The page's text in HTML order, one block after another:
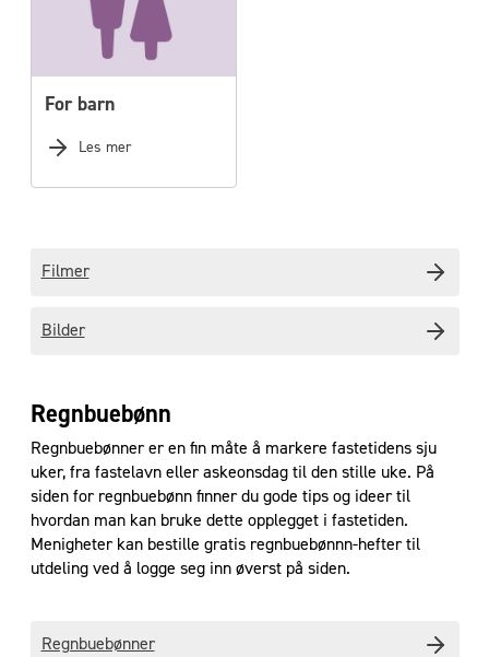
For barn
Les mer
Filmer
Bilder
Regnbuebønn
Regnbuebønner er en fin måte å markere fastetidens sju
uker, fra fastelavn eller askeonsdag til den stille uke. På
siden for regnbuebønn finner du gode tips og ideer til
hvordan man kan bruke dette opplegget i fastetiden.
Menigheter kan bestille gratis regnbuebønnn-hefter til
utdeling ved å logge seg inn øverst på siden.
Regnbuebønner